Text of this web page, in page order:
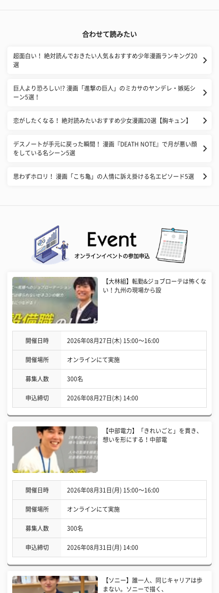
合わせて読みたい
超面白い！ 絶対読んでおきたい人気＆おすすめ少年漫画ランキング20
選
巨人より恐ろしい!? 漫画「進撃の巨人」のミカサのヤンデレ・嫉妬シ
ーン5選！
恋がしたくなる！ 絶対読みたいおすすめ少女漫画20選【胸キュン】
デスノートが手元に戻った瞬間！ 漫画『DEATH NOTE』で月が悪い顔
をしている名シーン5選
思わずホロリ！ 漫画「こち亀」の人情に訴え掛ける名エピソード5選
オンラインイベントの参加申込
【大林組】転勤&ジョブローテは怖くな
い！九州の現場から設
開催日時 2026年08月27日(木) 15:00〜16:00
開催場所 オンラインにて実施
募集人数 300名
申込締切 2026年08月27日(木) 14:00
【中部電力】「きれいごと」を貫き、
想いを形にする！中部電
開催日時 2026年08月31日(月) 15:00〜16:00
開催場所 オンラインにて実施
募集人数 300名
申込締切 2026年08月31日(月) 14:00
【ソニー】誰一人、同じキャリアは歩
まない。ソニーで描く、